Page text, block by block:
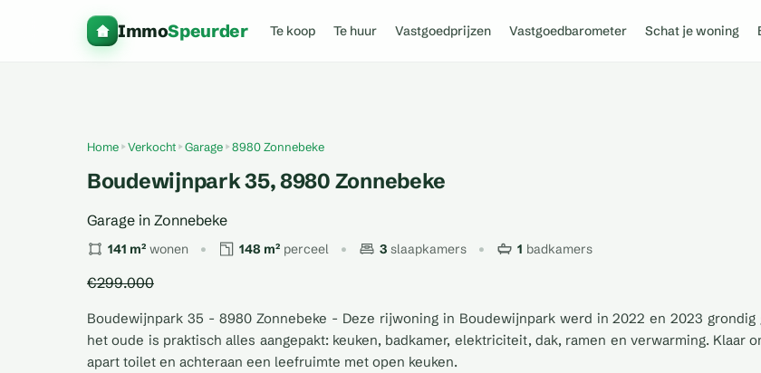
ImmoSpeurder Te koop Te huur Vastgoedprijzen Vastgoedbarometer Schat je woning
Home Verkocht Garage 8980 Zonnebeke
Boudewijnpark 35, 8980 Zonnebeke
Garage in Zonnebeke
141 m² wonen 148 m² perceel 3 slaapkamers 1 badkamers
€299.000
Boudewijnpark 35 - 8980 Zonnebeke - Deze rijwoning in Boudewijnpark werd in 2022 en 2023
het oude is praktisch alles aangepakt: keuken, badkamer, elektriciteit, dak, ramen en verwarming. Klaar
apart toilet en achteraan een leefruimte met open keuken.